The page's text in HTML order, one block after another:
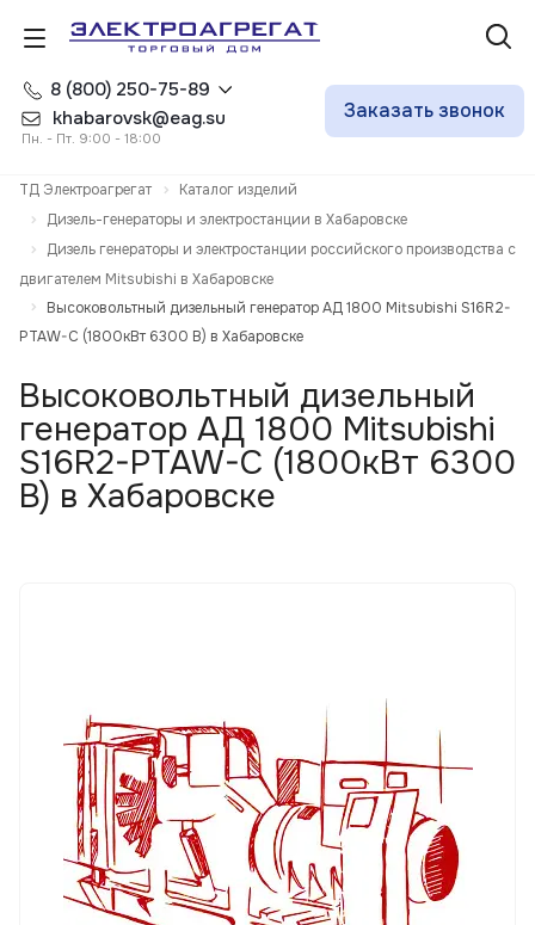
8 (800) 250-75-89
khabarovsk@eag.su
Пн. - Пт. 9:00 - 18:00
Заказать звонок
ТД Электроагрегат
Каталог изделий
Дизель-генераторы и электростанции в Хабаровске
Дизель генераторы и электростанции российского производства с
двигателем Mitsubishi в Хабаровске
Высоковольтный дизельный генератор АД 1800 Mitsubishi S16R2-
PTAW-С (1800кВт 6300 В) в Хабаровске
Высоковольтный дизельный
генератор АД 1800 Mitsubishi
S16R2-PTAW-С (1800кВт 6300
В) в Хабаровске